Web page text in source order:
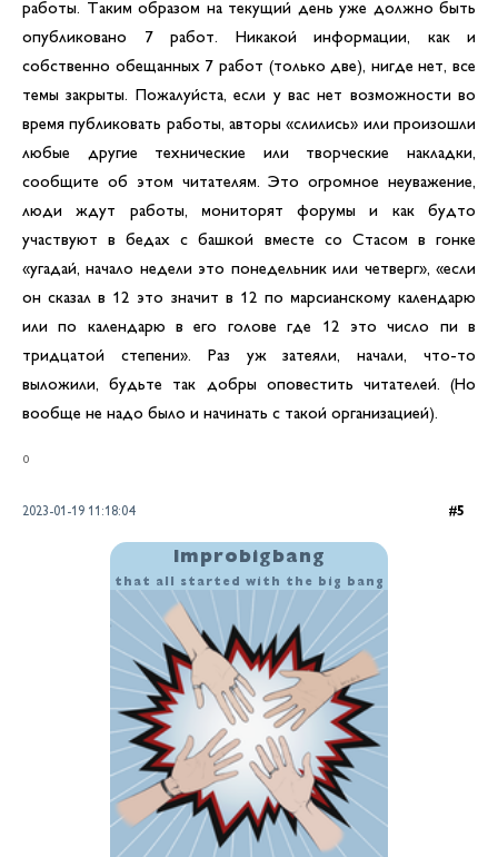
работы. Таким образом на текущий день уже должно быть
опубликовано 7 работ. Никакой информации, как и
собственно обещанных 7 работ (только две), нигде нет, все
темы закрыты. Пожалуйста, если у вас нет возможности во
время публиковать работы, авторы «слились» или произошли
любые другие технические или творческие накладки,
сообщите об этом читателям. Это огромное неуважение,
люди ждут работы, мониторят форумы и как будто
участвуют в бедах с башкой вместе со Стасом в гонке
«угадай, начало недели это понедельник или четверг», «если
он сказал в 12 это значит в 12 по марсианскому календарю
или по календарю в его голове где 12 это число пи в
тридцатой степени». Раз уж затеяли, начали, что-то
выложили, будьте так добры оповестить читателей. (Но
вообще не надо было и начинать с такой организацией).
0
5
2023-01-19 11:18:04
Improbigbang
that all started with the big bang